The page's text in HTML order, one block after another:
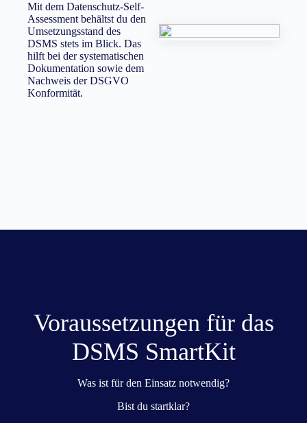
Mit dem Datenschutz-Self-
Assessment behältst du den
Umsetzungsstand des
DSMS stets im Blick. Das
hilft bei der systematischen
Dokumentation sowie dem
Nachweis der DSGVO
Konformität.
Voraussetzungen für das
DSMS SmartKit
Was ist für den Einsatz notwendig?
Bist du startklar?